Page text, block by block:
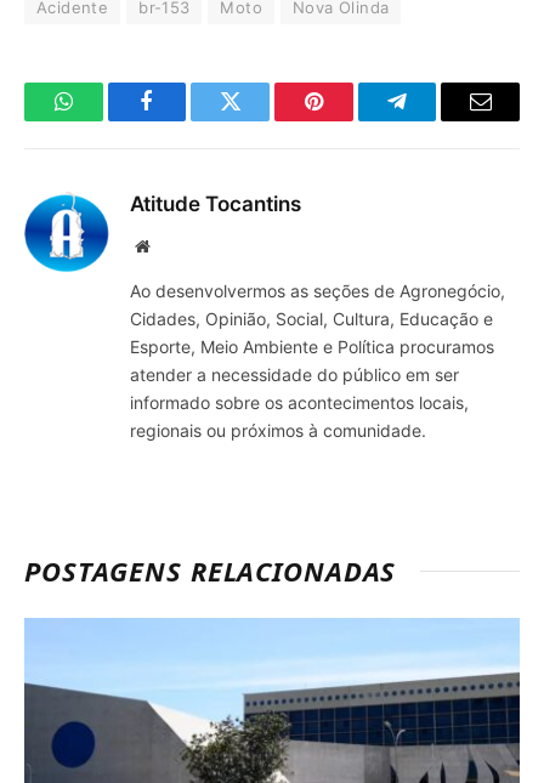
Acidente br-153 Moto Nova Olinda
WhatsAppFacebookTwitter Pinterest TelegramaE-
Atitude Tocantins
Site
Ao desenvolvermos as seções de Agronegócio,
Cidades, Opinião, Social, Cultura, Educação e
Esporte, Meio Ambiente e Política procuramos
atender a necessidade do público em ser
informado sobre os acontecimentos locais,
regionais ou próximos à comunidade.
POSTAGENS RELACIONADAS